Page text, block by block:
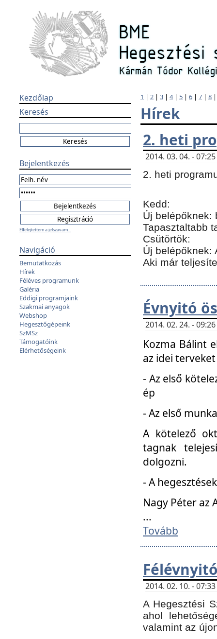
Kezdőlap
Keresés
Bejelentkezés
Elfelejtettem a jelszavam...
Navigáció
Bemutatkozás
Hírek
Féléves programunk
Galéria
Eddigi programjaink
Szakmai anyagok
Webshop
Hegesztőgépeink
SzMSz
Támogatóink
Elérhetőségeink
1 | 2 | 3 | 4| 5 | 6 | 7 | 8
Hírek
2. heti
2014. 03. 04. -
2. heti
Kedd:
Új belépőknek:
Tapasztaltabb
Csütörtök:
Új belépőknek:
Aki már
Évnyitó
2014. 02. 24. -
Kozma Bálint
az idei
- Az első
ép
- Az első
A kötelező
tagnak
dolgozni.
- A
Nagy Péter az
...
Tovább
2014. 02. 10. -
A Hegesztési
ahol
valamint az